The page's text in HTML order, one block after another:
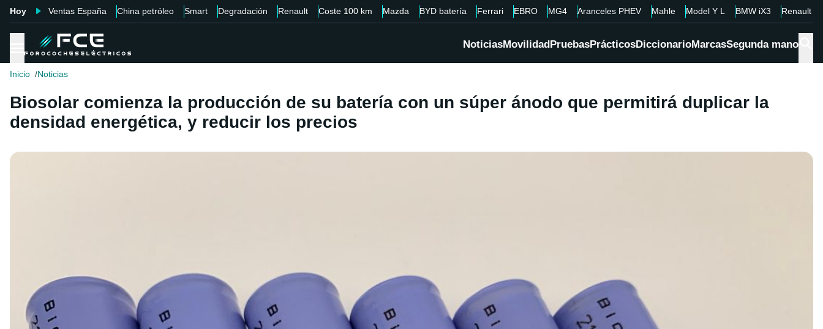
Hoy Ventas España China petróleo Smart Degradación Renault Coste 100 km Mazda BYD batería Ferrari EBRO MG4 Aranceles PHEV Mahle Model Y L BMW iX3 Renault
NoticiasMovilidadPruebasPrácticosDiccionarioMarcasSegunda mano
Inicio Noticias
Biosolar comienza la producción de su batería con un súper ánodo que permitirá duplicar la
densidad energética, y reducir los precios